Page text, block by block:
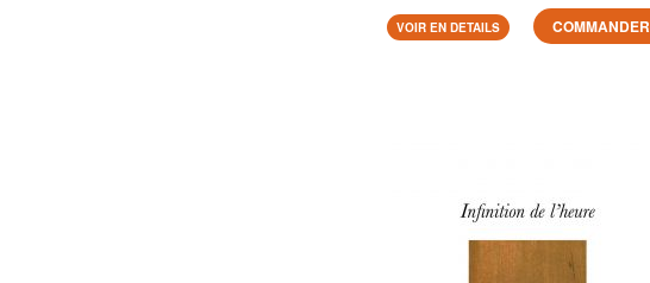
VOIR EN DETAILS COMMANDER